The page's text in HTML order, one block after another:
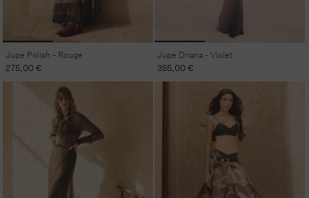
Jupe Polish - Rouge
Prix
habituel
275,00 €
Jupe Driana - Violet
Prix
habituel
355,00 €